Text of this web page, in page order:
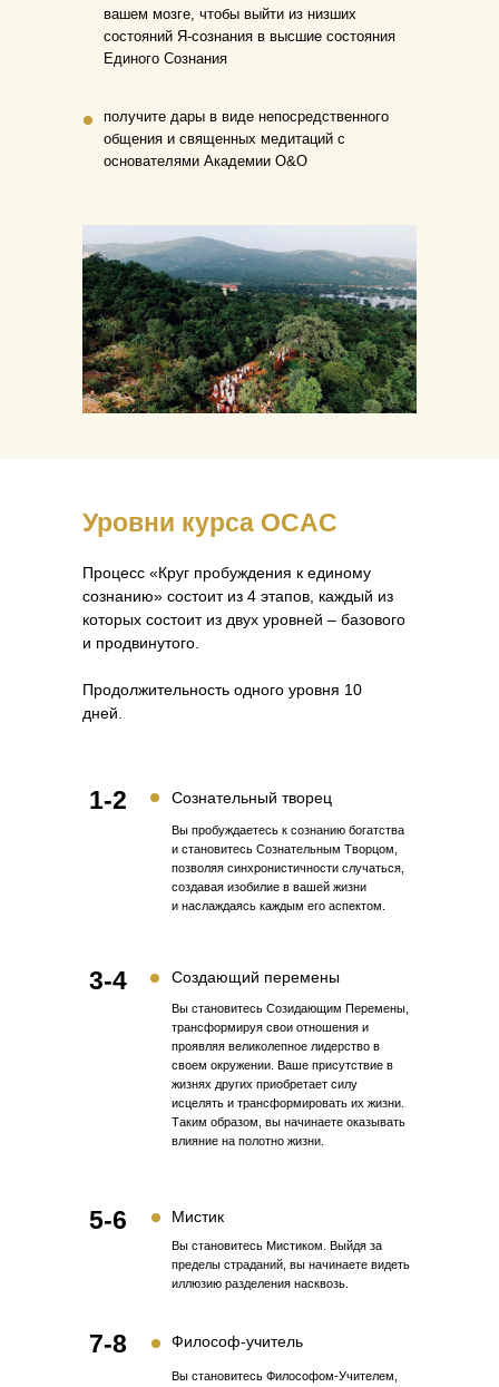
вашем мозге, чтобы выйти из низших
состояний Я-сознания в высшие состояния
Единого Сознания
получите дары в виде непосредственного
общения и священных медитаций с
основателями Академии O&O
Уровни курса OCAC
Процесс «Круг пробуждения к единому
сознанию» состоит из 4 этапов, каждый из
которых состоит из двух уровней – базового
и продвинутого.
Продолжительность одного уровня 10
дней.
Сознательный творец
Вы пробуждаетесь к сознанию богатства
и становитесь Сознательным Творцом,
позволяя синхронистичности случаться,
создавая изобилие в вашей жизни
и наслаждаясь каждым его аспектом.
1-2
Создающий перемены
Вы становитесь Созидающим Перемены,
трансформируя свои отношения и
проявляя великолепное лидерство в
своем окружении. Ваше присутствие в
жизнях других приобретает силу
исцелять и трансформировать их жизни.
Таким образом, вы начинаете оказывать
влияние на полотно жизни.
3-4
Мистик
Вы становитесь Мистиком. Выйдя за
пределы страданий, вы начинаете видеть
иллюзию разделения насквозь.
5-6
Философ-учитель
Вы становитесь Философом-Учителем,
7-8